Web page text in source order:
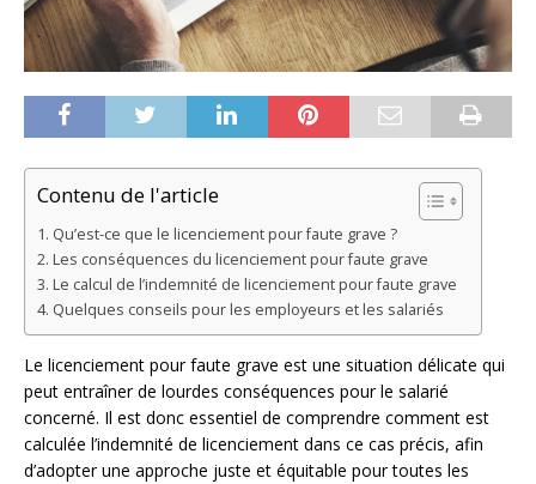
Contenu de l'article
Qu’est-ce que le licenciement pour faute grave ?
Les conséquences du licenciement pour faute grave
Le calcul de l’indemnité de licenciement pour faute grave
Quelques conseils pour les employeurs et les salariés
Le licenciement pour faute grave est une situation délicate qui
peut entraîner de lourdes conséquences pour le salarié
concerné. Il est donc essentiel de comprendre comment est
calculée l’indemnité de licenciement dans ce cas précis, afin
d’adopter une approche juste et équitable pour toutes les